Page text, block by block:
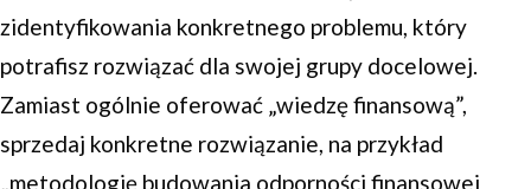
zidentyfikowania konkretnego problemu, który
potrafisz rozwiązać dla swojej grupy docelowej.
Zamiast ogólnie oferować „wiedzę finansową”,
sprzedaj konkretne rozwiązanie, na przykład
„metodologię budowania odporności finansowej